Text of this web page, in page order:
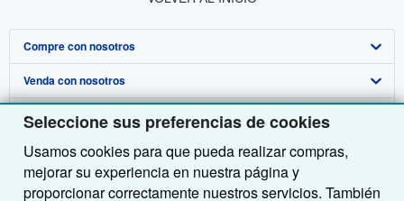
Seleccione sus preferencias de cookies
Usamos cookies para que pueda realizar compras,
mejorar su experiencia en nuestra página y
proporcionar correctamente nuestros servicios. También
Compre con nosotros
Búsqueda avanzada
Colecciones
Mi cuenta
Mis pedidos
Venda con nosotros
Comenzar a vender
Únase a nuestro programa de afiliados
Recomiende un vendedor
Sobre nosotros
Sobre IberLibro
Medios
Obtener Ayuda
Preguntas frecuentes y guías
Otras compañías de AbeBooks